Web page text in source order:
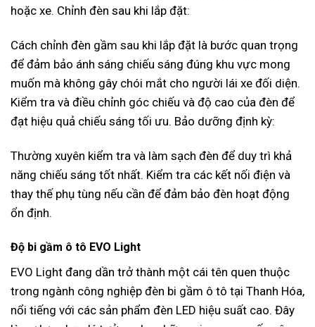
hoặc xe. Chỉnh đèn sau khi lắp đặt:
Cách chỉnh đèn gầm sau khi lắp đặt là bước quan trọng
để đảm bảo ánh sáng chiếu sáng đúng khu vực mong
muốn mà không gây chói mắt cho người lái xe đối diện.
Kiểm tra và điều chỉnh góc chiếu và độ cao của đèn để
đạt hiệu quả chiếu sáng tối ưu. Bảo dưỡng định kỳ:
Thường xuyên kiểm tra và làm sạch đèn để duy trì khả
năng chiếu sáng tốt nhất. Kiểm tra các kết nối điện và
thay thế phụ tùng nếu cần để đảm bảo đèn hoạt động
ổn định.
Độ bi gầm ô tô EVO Light
EVO Light đang dần trở thành một cái tên quen thuộc
trong ngành công nghiệp đèn bi gầm ô tô tại Thanh Hóa,
nổi tiếng với các sản phẩm đèn LED hiệu suất cao. Đây